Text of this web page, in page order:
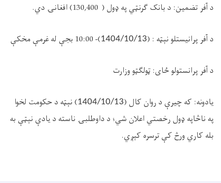
د آفر تضمین: د بانک ګرنټي په ډول ( 130,400) افغانۍ دي.
د آفر پرانيستلو نېټه : (
1404/10/13
)- 10:00 بجې له غرمې مخکې
د آفر پرانستولو ځای: ټولګټو وزارت
يادونه: که چيرې د روان کال (
1404/10/13
)نېټه د حکومت لخوا
په ناڅاپه ډول رخصتي اعلان شي؛ د داوطلبۍ ناسته د یادې نېټې به
بله کاري ورڅ کې ترسره کېږي.